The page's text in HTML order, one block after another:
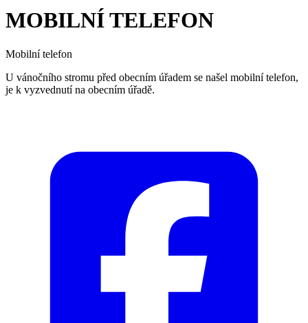
MOBILNÍ TELEFON
Mobilní telefon
U vánočního stromu před obecním úřadem se našel mobilní telefon,
je k vyzvednutí na obecním úřadě.